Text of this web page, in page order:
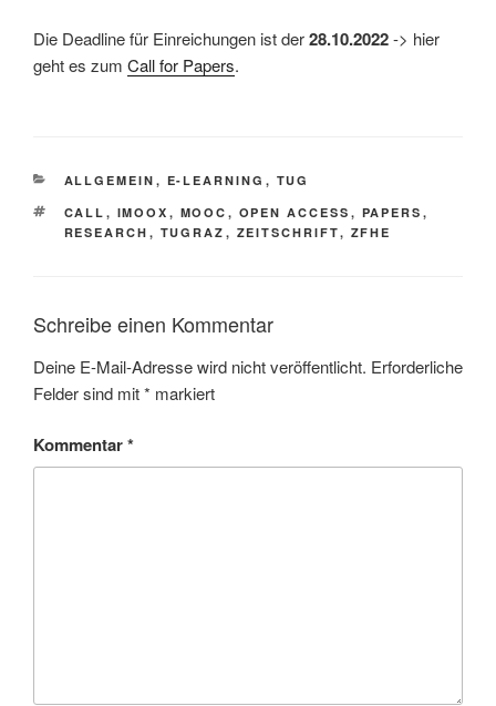
Die Deadline für Einreichungen ist der28.10.2022-> hier
geht es zum Call for Papers.
KATEGORIEN
ALLGEMEIN , E-LEARNING , TUG
SCHLAGWÖRTER
CALL , IMOOX , MOOC , OPEN ACCESS , PAPERS ,
RESEARCH , TUGRAZ , ZEITSCHRIFT, ZFHE
Schreibe einen Kommentar
Deine E-Mail-Adresse wird nicht veröffentlicht. Erforderliche
Felder sind mit* markiert
Kommentar*